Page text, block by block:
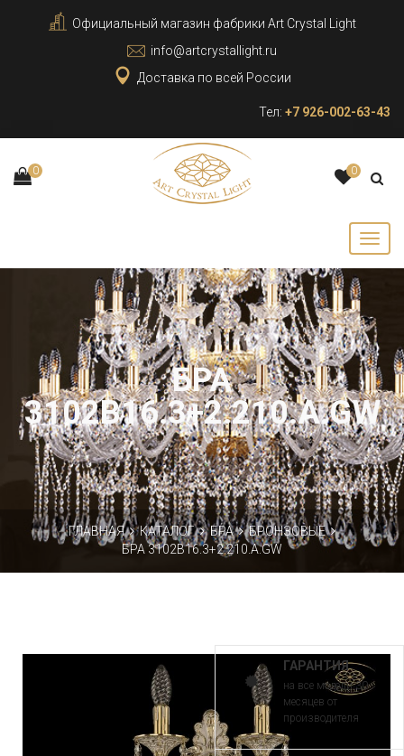
Официальный магазин фабрики Art Crystal Light
info@artcrystallight.ru
Доставка по всей России
Тел: +7 926-002-63-43
0 0
БРА
3102B16.3+2.210.A.GW
ГЛАВНАЯ КАТАЛОГ БРА
БРОНЗОВЫЕ
БРА 3102B16.3+2.210.A.GW
ГАРАНТИЯ
на все модели 30
месяцев от
производителя